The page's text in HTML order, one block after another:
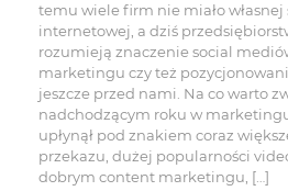
temu wiele firm nie miało własnej
internetowej, a dziś
rozumieją znaczenie social
marketingu czy też
jeszcze przed nami. Na co warto
nadchodzącym roku w
upłynął pod znakiem coraz
przekazu, dużej popularności
dobrym content marketingu, […]